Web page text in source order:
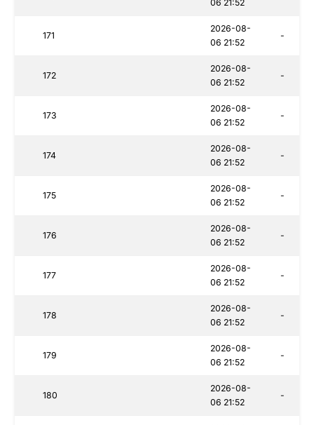
06 21:52
171
2026-08-
06 21:52
-
172
2026-08-
06 21:52
-
173
2026-08-
06 21:52
-
174
2026-08-
06 21:52
-
175
2026-08-
06 21:52
-
176
2026-08-
06 21:52
-
177
2026-08-
06 21:52
-
178
2026-08-
06 21:52
-
179
2026-08-
06 21:52
-
180
2026-08-
06 21:52
-